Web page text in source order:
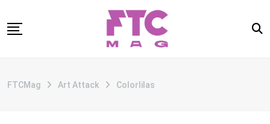
to
CATEGORIAS
FTCMag Art Attack Colorlilas